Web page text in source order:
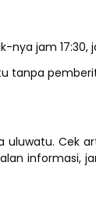
nya jam 17:30,
tanpa
Cek
informasi,